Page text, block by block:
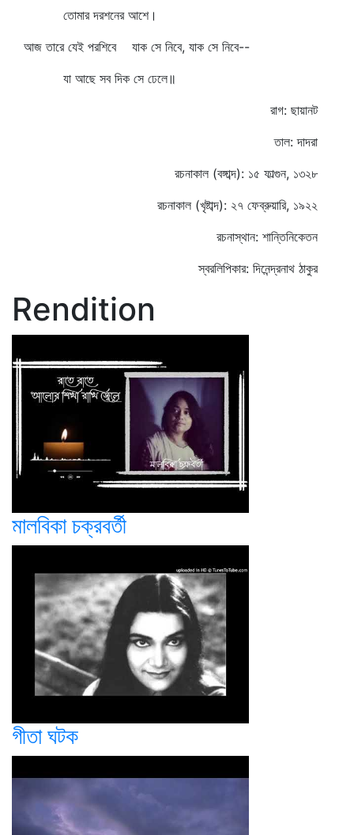
তোমার দরশনের আশে।
আজ তারে যেই পরশিবে যাক সে নিবে, যাক সে নিবে--
যা আছে সব দিক সে ঢেলে॥
রাগ: ছায়ানট
তাল: দাদরা
রচনাকাল (বঙ্গাব্দ): ১৫ ফাল্গুন, ১৩২৮
রচনাকাল (খৃষ্টাব্দ): ২৭ ফেব্রুয়ারি, ১৯২২
রচনাস্থান: শান্তিনিকেতন
স্বরলিপিকার: দিনেন্দ্রনাথ ঠাকুর
Rendition
মালবিকা চক্রবর্তী
গীতা ঘটক